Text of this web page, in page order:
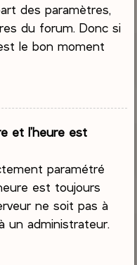
des paramètres,
du forum. Donc si
le bon moment
et l’heure est
paramétré
est toujours
ne soit pas à
un administrateur.